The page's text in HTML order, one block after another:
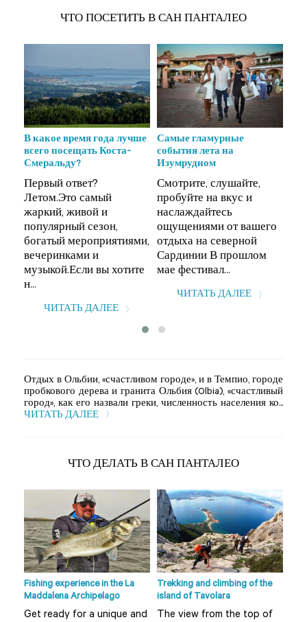
ЧТО ПОСЕТИТЬ В САН ПАНТАЛЕО
В какое время года лучше
всего посещать Коста-
Смеральду?
Первый ответ?
Летом.Это самый
жаркий, живой и
популярный сезон,
богатый мероприятиями,
вечеринками и
музыкой.Если вы хотите
н...
ЧИТАТЬ ДАЛЕЕ
Самые гламурные
события лета на
Изумрудном
Смотрите, слушайте,
пробуйте на вкус и
наслаждайтесь
ощущениями от вашего
отдыха на северной
Сардинии В прошлом
мае фестивал...
ЧИТАТЬ ДАЛЕЕ
Отдых в Ольбии, «счастливом городе», и в Темпио, городе
пробкового дерева и гранита Ольбия (Olbia), «счастливый
город», как его назвали греки, численность населения ко...
ЧИТАТЬ ДАЛЕЕ
ЧТО ДЕЛАТЬ В САН ПАНТАЛЕО
Fishing experience in the La
Maddalena Archipelago
Get ready for a unique and
Trekking and climbing of the
island of Tavolara
The view from the top of